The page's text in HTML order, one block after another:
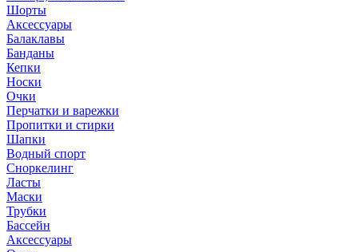
Шорты
Аксессуары
Балаклавы
Банданы
Кепки
Носки
Очки
Перчатки и варежки
Пропитки и стирки
Шапки
Водный спорт
Сноркелинг
Ласты
Маски
Трубки
Бассейн
Аксессуары